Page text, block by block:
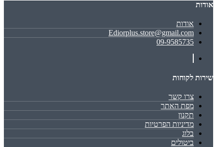
אודות
אודות
Ediorplus.store@gmail.com
09-9585735
שירות לקוחות
צרו קשר
מפת האתר
תקנון
מדיניות הפרטיות
בלוג
ביטולים